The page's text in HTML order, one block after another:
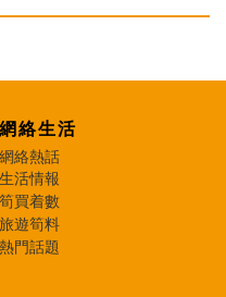
網絡生活
網絡熱話
生活情報
筍買着數
旅遊筍料
熱門話題